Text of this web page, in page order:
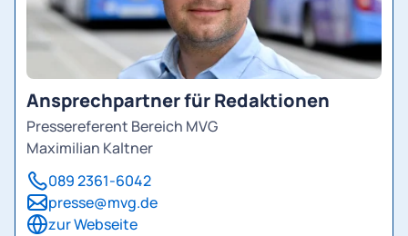
Ansprechpartner für Redaktionen
Pressereferent Bereich MVG
Maximilian Kaltner
089 2361-6042
presse@mvg.de
zur Webseite